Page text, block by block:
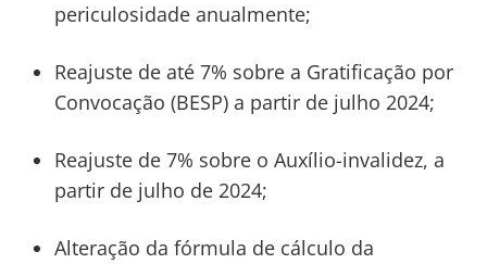
periculosidade anualmente;
Reajuste de até 7% sobre a Gratificação por
Convocação (BESP) a partir de julho 2024;
Reajuste de 7% sobre o Auxílio-invalidez, a
partir de julho de 2024;
Alteração da fórmula de cálculo da